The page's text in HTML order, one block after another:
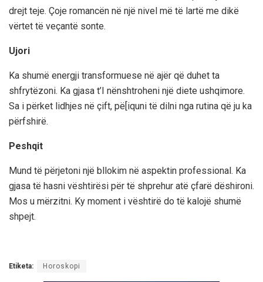
drejt teje. Çoje romancën në një nivel më të lartë me dikë
vërtet të veçantë sonte.
Ujori
Ka shumë energji transformuese në ajër që duhet ta
shfrytëzoni. Ka gjasa t’I nënshtroheni një diete ushqimore.
Sa i përket lidhjes në çift, pë[iquni të dilni nga rutina që ju ka
përfshirë.
Peshqit
Mund të përjetoni një bllokim në aspektin professional. Ka
gjasa të hasni vështirësi për të shprehur atë çfarë dëshironi.
Mos u mërzitni. Ky moment i vështirë do të kalojë shumë
shpejt.
Etiketa: Horoskopi